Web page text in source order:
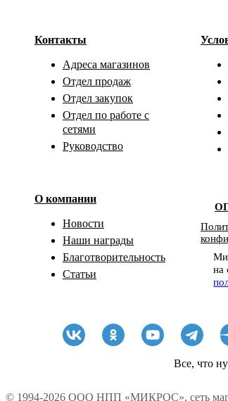
на
Контакты
Адреса магазинов
Отдел продаж
Отдел закупок
Отдел по работе с
сетями
Руководство
О компании
Новости
Наши награды
Благотворительность
Статьи
Все, что
© 1994-2026 ООО НПП «МИКРОС», сеть